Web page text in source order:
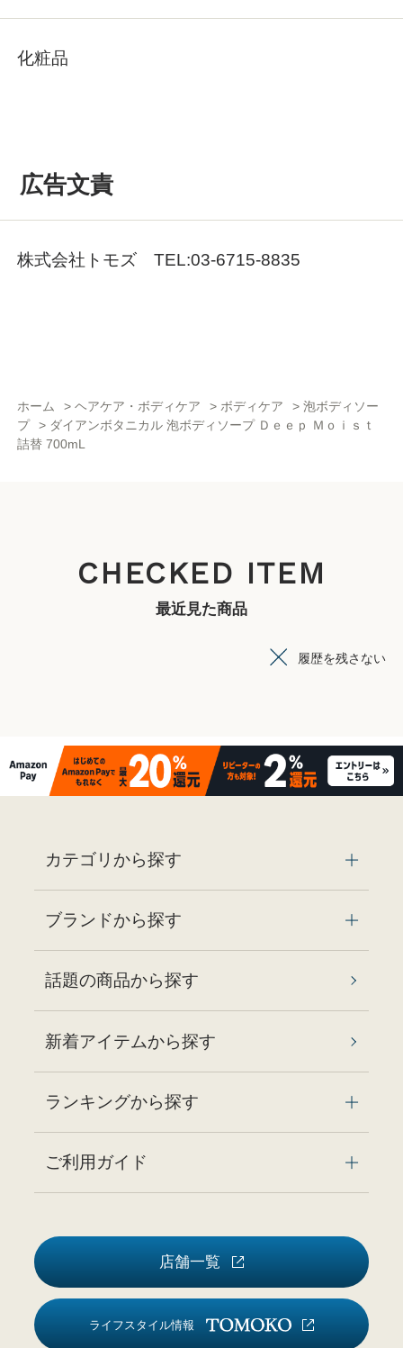
化粧品
広告文責
株式会社トモズ TEL:03-6715-8835
ホーム >ヘアケア・ボディケア > ボディケア > 泡ボディソー
プ
> ダイアンボタニカル 泡ボディソープ Ｄｅｅｐ Ｍｏｉｓｔ
詰替 700mL
CHECKED ITEM
最近見た商品
履歴を残さない
カテゴリから探す
ブランドから探す
話題の商品から探す
新着アイテムから探す
ランキングから探す
ご利用ガイド
店舗一覧
ライフスタイル情報